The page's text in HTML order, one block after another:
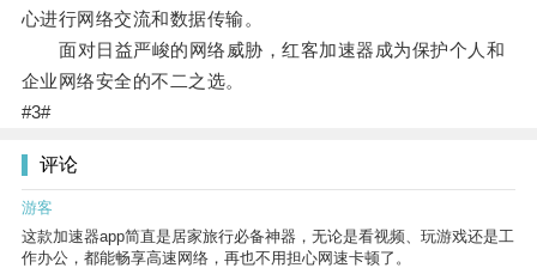
心进行网络交流和数据传输。
面对日益严峻的网络威胁，红客加速器成为保护个人和
企业网络安全的不二之选。
#3#
评论
游客
这款加速器app简直是居家旅行必备神器，无论是看视频、玩游戏还是工
作办公，都能畅享高速网络，再也不用担心网速卡顿了。